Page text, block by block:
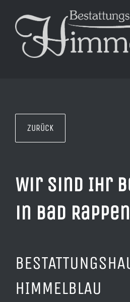
Inhalt
springen
ZURÜCK
Wir sind Ihr
in Bad
HIMMELBLAU